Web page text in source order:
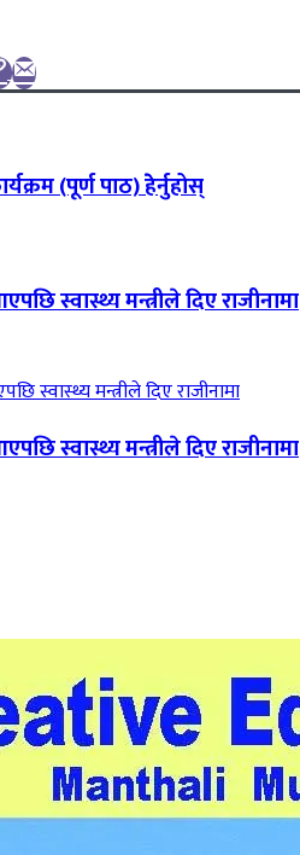
(पूर्ण पाठ) हेेर्नुहोस्
स्वास्थ्य मन्त्रीले दिए राजीनामा
स्वास्थ्य मन्त्रीले दिए राजीनामा